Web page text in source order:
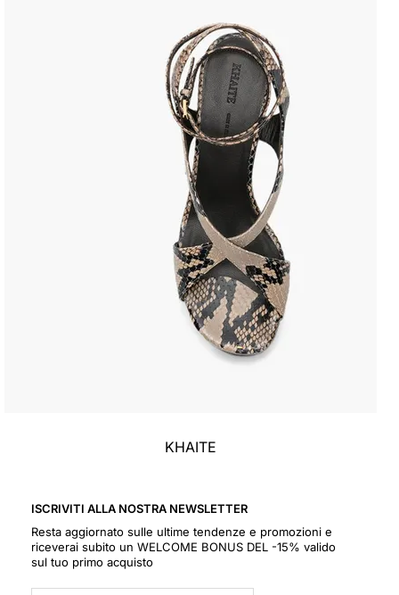
KHAITE
ISCRIVITI ALLA NOSTRA NEWSLETTER
Resta aggiornato sulle ultime tendenze e promozioni e
riceverai subito un WELCOME BONUS DEL -15% valido
sul tuo primo acquisto